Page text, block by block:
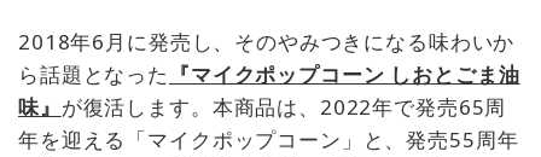
2018年6月に発売し、そのやみつきになる味わいか
ら話題となった 『マイクポップコーン しおとごま油
味』 が復活します。本商品は、2022年で発売65周
年を迎える「マイクポップコーン」と、発売55周年